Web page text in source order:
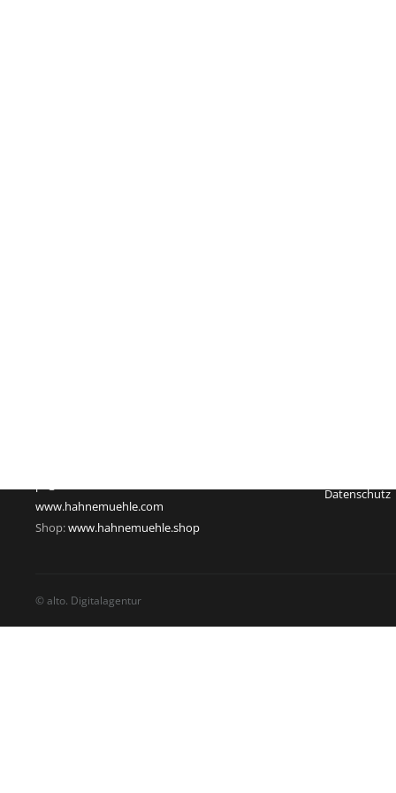
www.hahnemuehle.com
Shop:www.hahnemuehle.shop
Datenschutz
© alto. Digitalagentur